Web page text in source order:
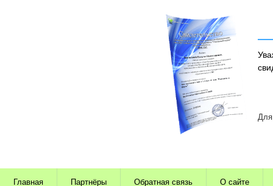
Для
Главная Партнёры Обратная связь О сайте